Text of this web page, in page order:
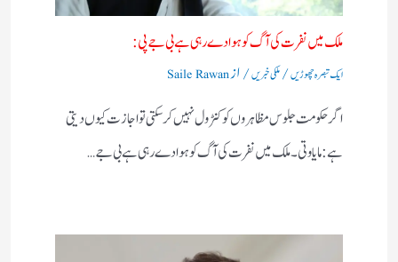
ملک میں نفرت کی آگ کو ہوا دے رہی ہے بی جے پی:
ایک تبصرہ چھوڑیں/ملکی خبریں/ ازSaile Rawan
اگر حکومت جلوس مظاہروں کو کنٹرول نہیں کرسکتی تو اجازت کیوں دیتی
ہے:مایاوتی۔ ملک میں نفرت کی آگ کو ہوا دے رہی ہے بی جے…